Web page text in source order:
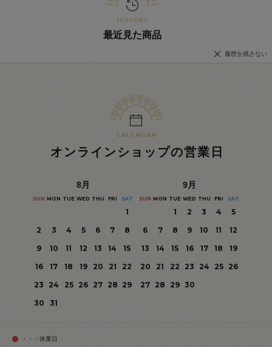
最近見た商品
履歴を残さない
オンラインショップの営業日
8月
SUN MON TUE WED THU FRI SAT
1
2
3 4 5 6 7
8
9
10 11 12 13 14
15
16
17 18 19 20 21
22
23
24 25 26 27 28 29
30
31
9月
SUN MON TUE WED THU FRI SAT
1 2 3 4
5
6
7 8 9 10 11
12
13
14 15 16 17 18
19
20
21 22 23 24 25
26
27 28 29 30
・・・休業日